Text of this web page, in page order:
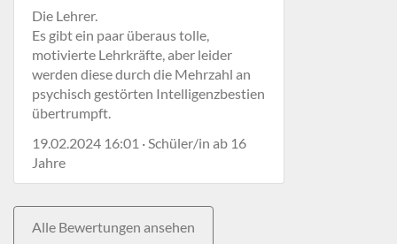
Die Lehrer.
Es gibt ein paar überaus tolle,
motivierte Lehrkräfte, aber leider
werden diese durch die Mehrzahl an
psychisch gestörten Intelligenzbestien
übertrumpft.
19.02.2024 16:01 · Schüler/in ab 16
Jahre
Alle Bewertungen ansehen